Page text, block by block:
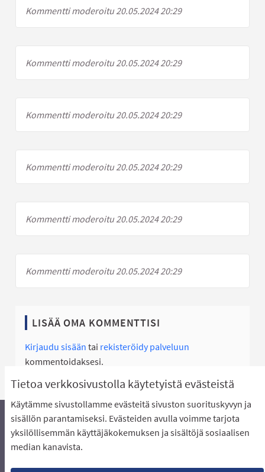
Tietoa verkkosivustolla käytetyistä evästeistä
Käytämme sivustollamme evästeitä sivuston suorituskyvyn ja
sisällön parantamiseksi. Evästeiden avulla voimme tarjota
yksilöllisemmän käyttäjäkokemuksen ja sisältöjä sosiaalisen
median kanavista.
Kommentti moderoitu 20.05.2024 20:29
Kommentti moderoitu 20.05.2024 20:29
Kommentti moderoitu 20.05.2024 20:29
Kommentti moderoitu 20.05.2024 20:29
Kommentti moderoitu 20.05.2024 20:29
Kommentti moderoitu 20.05.2024 20:29
LISÄÄ OMA KOMMENTTISI
Kirjaudu sisään tai rekisteröidy palveluun
kommentoidaksesi.
Äänestyksen pikaohjeet
Usein kysytyt kysymykset
Näin äänestät Asukasbudjetissa